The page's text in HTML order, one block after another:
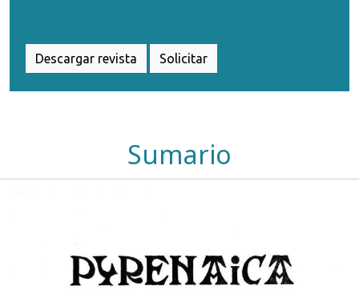
Descargar revista Solicitar
Sumario